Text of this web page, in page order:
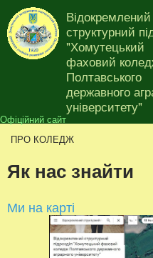
Відокремлений
структурний
"Хомутецький
фаховий
Полтавського
державного
університету"
Офіційний сайт
Ви є тут
ПРО КОЛЕДЖ
Як нас знайти
Ми на карті